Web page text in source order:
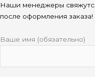
Наши менеджеры
после оформления заказа!
Ваше имя (обязательно)